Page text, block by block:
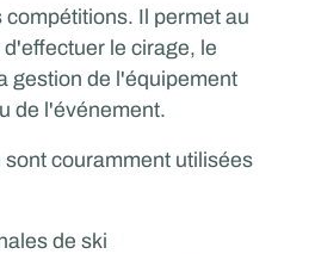
Il permet au
le cirage, le
gestion de l'équipement
de l'événement.
couramment utilisées
de ski